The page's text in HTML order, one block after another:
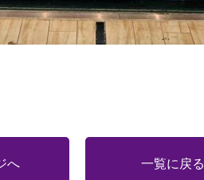
へ 一覧に戻る